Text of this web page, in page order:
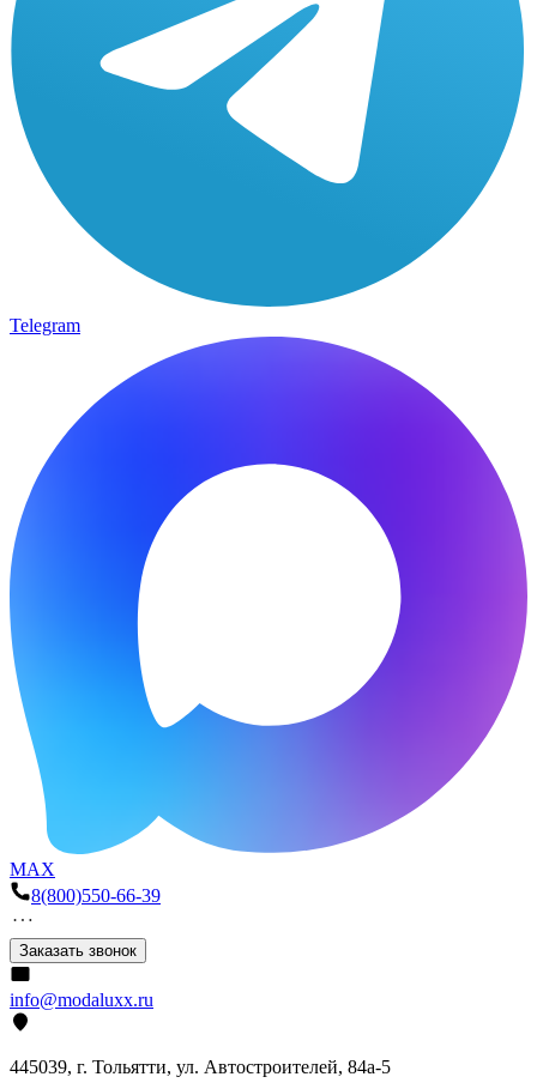
Telegram
MAX
8(800)550-66-39
Заказать звонок
info@modaluxx.ru
445039, г. Тольятти, ул. Автостроителей, 84а-5